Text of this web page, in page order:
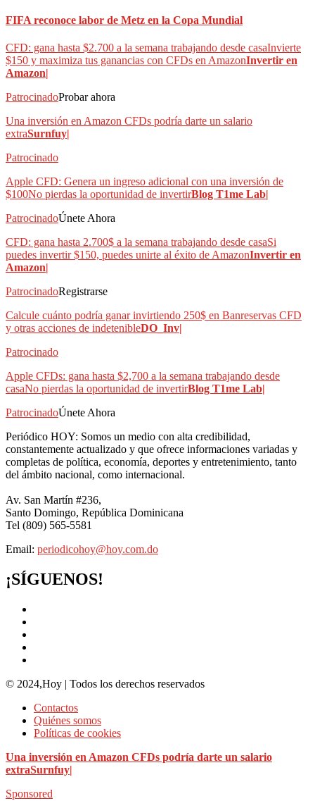
FIFA reconoce labor de Metz en la Copa Mundial
CFD: gana hasta $2.700 a la semana trabajando desde casaInvierte
$150 y maximiza tus ganancias con CFDs en AmazonInvertir en
Amazon|
PatrocinadoProbar ahora
Una inversión en Amazon CFDs podría darte un salario
extraSurnfuy|
Patrocinado
Apple CFD: Genera un ingreso adicional con una inversión de
$100No pierdas la oportunidad de invertirBlog T1me Lab|
PatrocinadoÚnete Ahora
CFD: gana hasta 2.700$ a la semana trabajando desde casaSi
puedes invertir $150, puedes unirte al éxito de AmazonInvertir en
Amazon|
PatrocinadoRegistrarse
Calcule cuánto podría ganar invirtiendo 250$ en Banreservas CFD
y otras acciones de indetenibleDO_Inv|
Patrocinado
Apple CFDs: gana hasta $2,700 a la semana trabajando desde
casaNo pierdas la oportunidad de invertirBlog T1me Lab|
PatrocinadoÚnete Ahora
Periódico HOY: Somos un medio con alta credibilidad,
constantemente actualizado y que ofrece informaciones variadas y
completas de política, economía, deportes y entretenimiento, tanto
del ámbito nacional, como internacional.
Av. San Martín #236,
Santo Domingo, República Dominicana
Tel (809) 565-5581
Email: periodicohoy@hoy.com.do
¡SÍGUENOS!
© 2024,Hoy | Todos los derechos reservados
Contactos
Quiénes somos
Políticas de cookies
Una inversión en Amazon CFDs podría darte un salario
extraSurnfuy|
Sponsored